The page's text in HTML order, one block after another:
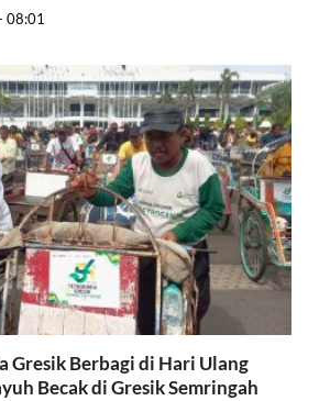
08:01
Gresik Berbagi di Hari Ulang
Becak di Gresik Semringah